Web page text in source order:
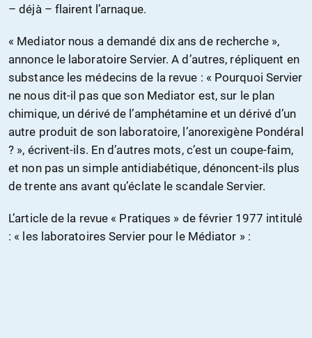
– déjà – flairent l’arnaque.
« Mediator nous a demandé dix ans de recherche »,
annonce le laboratoire Servier. A d’autres, répliquent en
substance les médecins de la revue : « Pourquoi Servier
ne nous dit-il pas que son Mediator est, sur le plan
chimique, un dérivé de l’amphétamine et un dérivé d’un
autre produit de son laboratoire, l’anorexigène Pondéral
? », écrivent-ils. En d’autres mots, c’est un coupe-faim,
et non pas un simple antidiabétique, dénoncent-ils plus
de trente ans avant qu’éclate le scandale Servier.
L’article de la revue « Pratiques » de février 1977 intitulé
: « les laboratoires Servier pour le Médiator » :